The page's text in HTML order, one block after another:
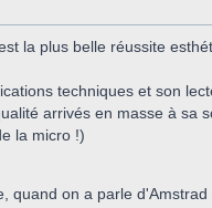
la plus belle réussite
techniques et son
arrivés en masse à
la micro !)
on a parle